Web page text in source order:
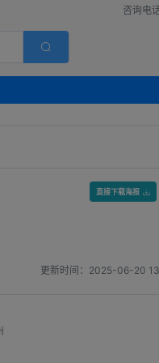
咨询电
直接下载海报
更新时间： 2025-06-20